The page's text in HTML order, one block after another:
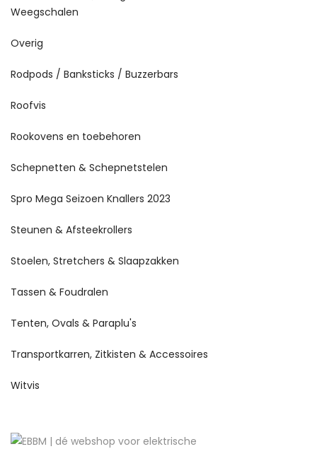
Weegschalen
Overig
Rodpods / Banksticks / Buzzerbars
Roofvis
Rookovens en toebehoren
Schepnetten & Schepnetstelen
Spro Mega Seizoen Knallers 2023
Steunen & Afsteekrollers
Stoelen, Stretchers & Slaapzakken
Tassen & Foudralen
Tenten, Ovals & Paraplu's
Transportkarren, Zitkisten & Accessoires
Witvis